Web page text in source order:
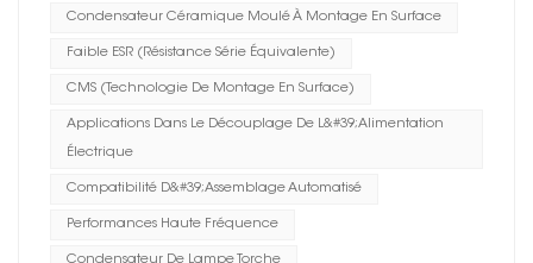
Condensateur Céramique Moulé À Montage En Surface
Faible ESR (résistance Série Équivalente)
CMS (technologie De Montage En Surface)
Applications Dans Le Découplage De L&#39;alimentation
Électrique
Compatibilité D&#39;assemblage Automatisé
Performances Haute Fréquence
Condensateur De Lampe Torche